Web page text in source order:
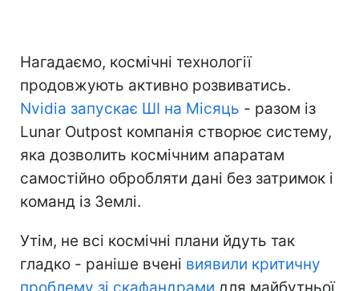
Нагадаємо, космічні технології
продовжують активно розвиватись.
Nvidia запускає ШІ на Місяць - разом із
Lunar Outpost компанія створює систему,
яка дозволить космічним апаратам
самостійно обробляти дані без затримок і
команд із Землі.
Утім, не всі космічні плани йдуть так
гладко - раніше вчені виявили критичну
проблему зі скафандрами для майбутньої